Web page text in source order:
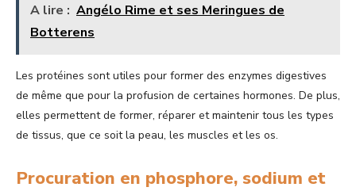
A lire : Angélo Rime et ses Meringues de
Botterens
Les protéines sont utiles pour former des enzymes digestives
de même que pour la profusion de certaines hormones. De plus,
elles permettent de former, réparer et maintenir tous les types
de tissus, que ce soit la peau, les muscles et les os.
Procuration en phosphore, sodium et